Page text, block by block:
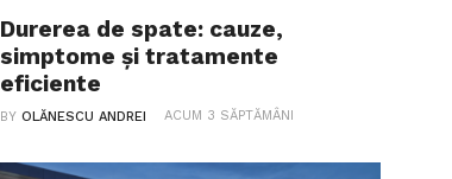
Durerea de spate: cauze,
simptome și tratamente
eficiente
BYOLĂNESCU ANDREI ACUM 3 SĂPTĂMÂNI